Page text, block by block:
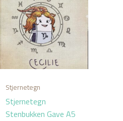
Stjernetegn
Stjernetegn
Stenbukken Gave A5